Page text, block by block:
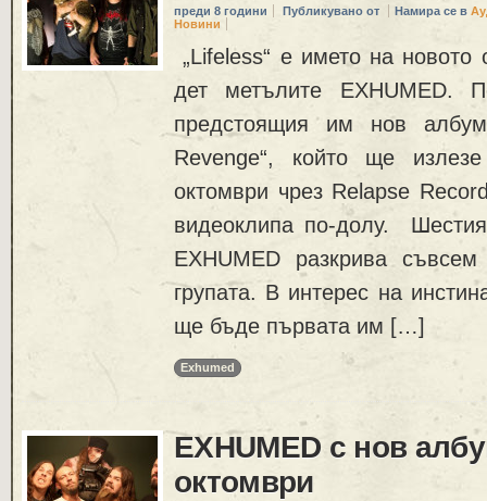
преди 8 години Публикувано от Намира се в
Новини
„Lifeless“ е името на
дет метълите EXHUMED.
предстоящия им нов
Revenge“, който ще
октомври чрез Relapse
видеоклипа по-долу.
EXHUMED разкрива
групата. В интерес на
ще бъде първата им […]
Exhumed
EXHUMED с нов
октомври